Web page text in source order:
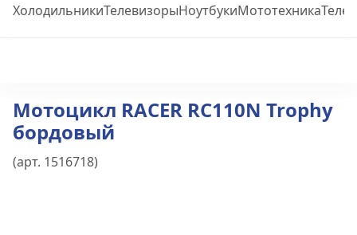
ХолодильникиТелевизорыНоутбукиМототехника
Мотоцикл RACER RC110N Trophy
бордовый
(арт. 1516718)